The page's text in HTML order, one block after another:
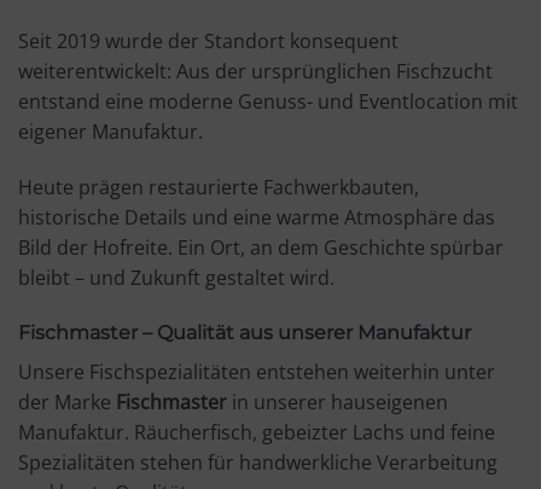
Seit 2019 wurde der Standort konsequent
weiterentwickelt: Aus der ursprünglichen Fischzucht
entstand eine moderne Genuss- und Eventlocation mit
eigener Manufaktur.
Heute prägen restaurierte Fachwerkbauten,
historische Details und eine warme Atmosphäre das
Bild der Hofreite. Ein Ort, an dem Geschichte spürbar
bleibt – und Zukunft gestaltet wird.
Fischmaster – Qualität aus unserer Manufaktur
Unsere Fischspezialitäten entstehen weiterhin unter
der Marke Fischmaster in unserer hauseigenen
Manufaktur. Räucherfisch, gebeizter Lachs und feine
Spezialitäten stehen für handwerkliche Verarbeitung